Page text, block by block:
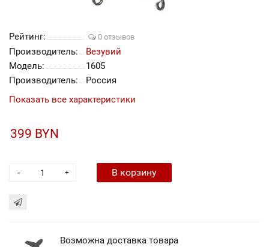
Рейтинг: 0 отзывов
Производитель:
Везувий
Модель:
1605
Производитель:
Россия
Показать все характеристики
399 BYN
+
- В корзину
Возможна доставка товара